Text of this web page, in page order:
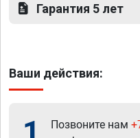
Гарантия 5 лет
Ваши действия:
Позвоните нам